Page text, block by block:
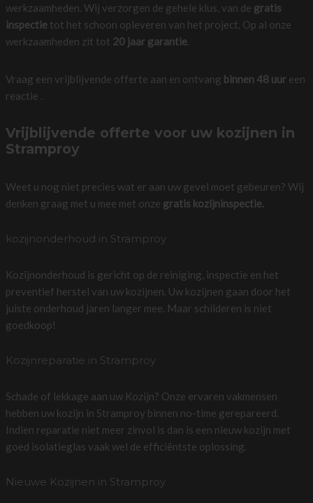
werkzaamheden. Wij verzorgen de gehele klus, van de gratis
inspectietot het schoon opleveren van het project. Op al onze
werkzaamheden zit tot 20 jaar garantie.
Vraag een vrijblijvende offerte aan en ontvang binnen 48 uureen
reactie .
Vrijblijvende offerte voor uw kozijnen in
Stramproy
Weet u nog niet precies wat er aan uw gevel moet gebeuren? Wij
denken graag met u mee met onze gratis kozijninspectie.
kozijnonderhoud in Stramproy
Kozijnonderhoud is gericht op de reiniging, inspectie en het
preventief herstel van uw kozijnen. Uw kozijnen gaan door het
juiste onderhoud jaren langer mee. Maar schilderen is niet
goedkoop!
Kozijnreparatie in Stramproy
Schade of lekkage aan uw Kozijn? Onze ervaren vakmensen
hebben uw kozijn in Stramproy binnen no-time gerepareerd.
Indien reparatie niet meer zinvol is dan is een nieuw kozijn met
goed isolatieglas vaak wel de efficiëntste oplossing.
Nieuwe Kozijnen in Stramproy